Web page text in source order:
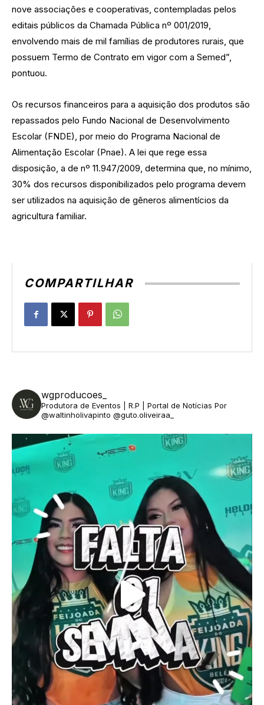
nove associações e cooperativas, contempladas pelos
editais públicos da Chamada Pública nº 001/2019,
envolvendo mais de mil famílias de produtores rurais, que
possuem Termo de Contrato em vigor com a Semed”,
pontuou.
Os recursos financeiros para a aquisição dos produtos são
repassados pelo Fundo Nacional de Desenvolvimento
Escolar (FNDE), por meio do Programa Nacional de
Alimentação Escolar (Pnae). A lei que rege essa
disposição, a de nº 11.947/2009, determina que, no mínimo,
30% dos recursos disponibilizados pelo programa devem
ser utilizados na aquisição de gêneros alimentícios da
agricultura familiar.
COMPARTILHAR
wgproducoes_
Produtora de Eventos | R.P | Portal de Notícias Por
@waltinholivapinto @guto.oliveiraa_